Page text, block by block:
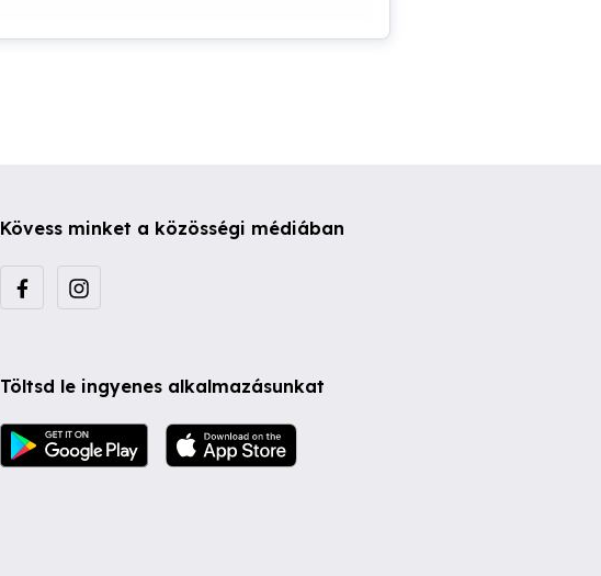
Kövess minket a közösségi médiában
Töltsd le ingyenes alkalmazásunkat